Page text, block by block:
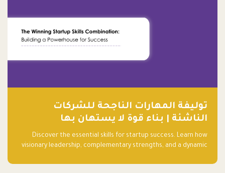
توليفة المهارات الناجحة للشركات
الناشئة | بناء قوة لا يستهان بها
Discover the essential skills for startup success. Learn how
visionary leadership, complementary strengths, and a dynamic
elevate your startup! Follow us @FalakHub